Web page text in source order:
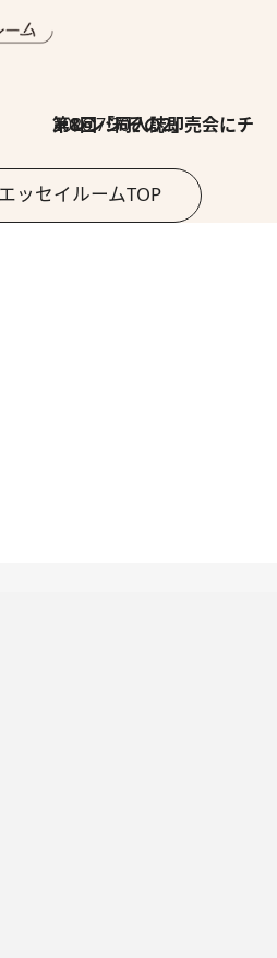
2026.7.30
第8回「同人誌即売会にチャレンジ その2」
ッセイルームTOP